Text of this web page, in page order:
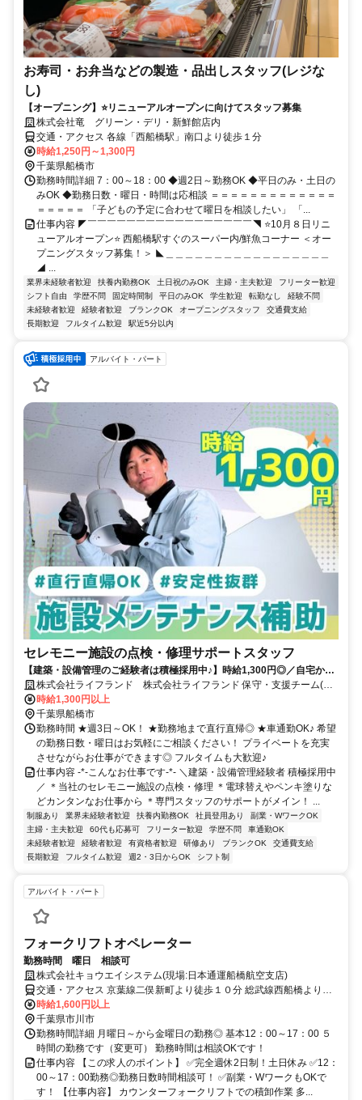
お寿司・お弁当などの製造・品出しスタッフ(レジな
し)
【オープニング】⭐リニューアルオープンに向けてスタッフ募集
株式会社竜 グリーン・デリ・新鮮館店内
交通・アクセス 各線「西船橋駅」南口より徒歩１分
時給1,250円～1,300円
千葉県船橋市
勤務時間詳細 7：00～18：00 ◆週2日～勤務OK ◆平日のみ・土日の
みOK ◆勤務日数・曜日・時間は応相談 ＝＝＝＝＝＝＝＝＝＝＝＝＝
＝＝＝＝＝ 「子どもの予定に合わせて曜日を相談したい」 「...
仕事内容 ◤￣￣￣￣￣￣￣￣￣￣￣￣￣￣￣￣￣◥ ⭐10月８日リニ
ューアルオープン⭐ 西船橋駅すぐのスーパー内/鮮魚コーナー ＜オー
プニングスタッフ募集！＞ ◣＿＿＿＿＿＿＿＿＿＿＿＿＿＿＿＿＿
◢ ...
業界未経験者歓迎 扶養内勤務OK 土日祝のみOK 主婦・主夫歓迎
フリーター歓迎
シフト自由
学歴不問 固定時間制 平日のみOK 学生歓迎 転勤なし
経験不問
未経験者歓迎
経験者歓迎 ブランクOK オープニングスタッフ
交通費支給
長期歓迎
フルタイム歓迎 駅近5分以内
アルバイト・パート
セレモニー施設の点検・修理サポートスタッフ
【建築・設備管理のご経験者は積極採用中♪】時給1,300円◎／自宅から
直行直帰OK！／週3日～◎ フルタイム大歓迎♪／専門スタッフが同行
するため安心♪経験者の方は即戦力にも／車通勤OK！／社員登用実績あ
り
株式会社ライフランド 株式会社ライフランド 保守・支援チーム(船
橋方面担当)
時給1,300円以上
千葉県船橋市
勤務時間 ★週3日～OK！ ★勤務地まで直行直帰◎ ★車通勤OK♪ 希望
の勤務日数・曜日はお気軽にご相談ください！ プライベートを充実
させながらお仕事ができます◎ フルタイムも大歓迎♪
仕事内容 -*-こんなお仕事です-*- ＼建築・設備管理経験者 積極採用中
／ ＊当社のセレモニー施設の点検・修理 ＊電球替えやペンキ塗りな
どカンタンなお仕事から ＊専門スタッフのサポートがメイン！ ...
制服あり 業界未経験者歓迎 扶養内勤務OK 社員登用あり
副業・WワークOK
主婦・主夫歓迎
60代も応募可 フリーター歓迎 学歴不問
車通勤OK
未経験者歓迎
経験者歓迎 有資格者歓迎 研修あり ブランクOK
交通費支給
長期歓迎
フルタイム歓迎 週2・3日からOK シフト制
アルバイト・パート
フォークリフトオペレーター
勤務時間 曜日 相談可
株式会社キョウエイシステム(現場:日本通運船橋航空支店)
交通・アクセス 京葉線二俣新町より徒歩１０分 総武線西船橋より徒
歩１５分
時給1,600円以上
千葉県市川市
勤務時間詳細 月曜日～から金曜日の勤務◎ 基本12：00～17：00 ５
時間の勤務です（変更可） 勤務時間は相談OKです！
仕事内容 【この求人のポイント】 ✅完全週休2日制！土日休み ✅12：
00～17：00勤務◎勤務日数時間相談可！ ✅副業・WワークもOKで
す！ 【仕事内容】 カウンターフォークリフトでの積卸作業 多...